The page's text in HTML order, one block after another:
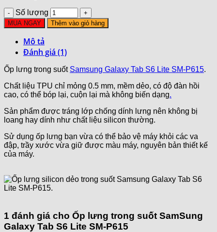
Số lượng
MUA NGAY Thêm vào giỏ hàng
Mô tả
Đánh giá (1)
Ốp lưng trong suốt Samsung Galaxy Tab S6 Lite SM-P615.
Chất liệu TPU chỉ mỏng 0.5 mm, mềm dẻo, có độ đàn hồi
cao, có thể bóp lại, cuộn lại mà không biến dạng.
Sản phẩm được tráng lớp chống dính lưng nên không bị
loang hay dính như chất liệu silicon thường.
Sử dụng ốp lưng bạn vừa có thể bảo vệ máy khỏi các va
đập, trầy xước vừa giữ được màu máy, nguyên bản thiết kế
của máy.
1 đánh giá cho Ốp lưng trong suốt SamSung
Galaxy Tab S6 Lite SM-P615